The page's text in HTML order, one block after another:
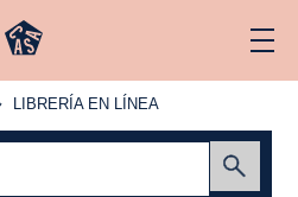
LIBRERÍA
LÍNEA
LIBRERÍA EN LÍNEA